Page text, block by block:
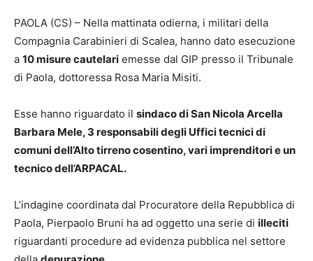
PAOLA (CS) – Nella mattinata odierna, i militari della
Compagnia Carabinieri di Scalea, hanno dato esecuzione
a 10 misure cautelari emesse dal GIP presso il Tribunale
di Paola, dottoressa Rosa Maria Misiti.
Esse hanno riguardato il sindaco di San Nicola Arcella
Barbara Mele, 3 responsabili degli Uffici tecnici di
comuni dell’Alto tirreno cosentino, vari imprenditori e un
tecnico dell’ARPACAL.
L’indagine coordinata dal Procuratore della Repubblica di
Paola, Pierpaolo Bruni ha ad oggetto una serie di illeciti
riguardanti procedure ad evidenza pubblica nel settore